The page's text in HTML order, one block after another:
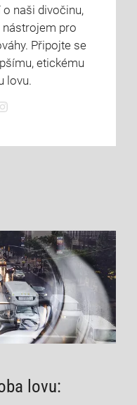
naši divočinu,
pro
Připojte se
etickému
lovu.
lovu: